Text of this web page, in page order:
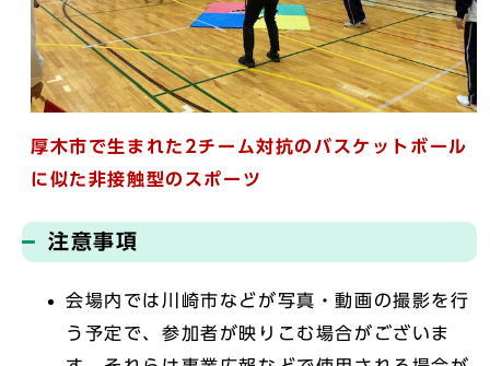
厚木市で生まれた 2チーム対抗のバスケットボール
に似た非接触型のスポーツ
注意事項
会場内では川崎市などが写真・動画の撮影を行
う予定で、参加者が映りこむ場合がございま